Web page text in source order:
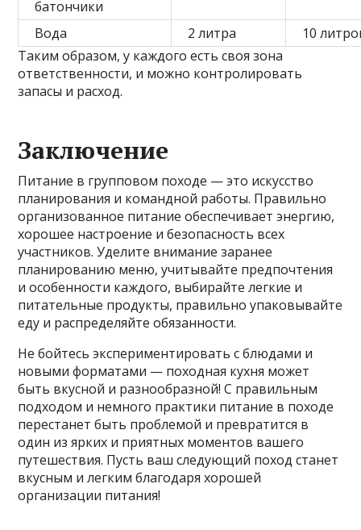
батончики
Вода
2 литра
10
Таким образом, у каждого есть своя зона
ответственности, и можно контролировать
запасы и расход.
Заключение
Питание в групповом походе — это искусство
планирования и командной работы. Правильно
организованное питание обеспечивает энергию,
хорошее настроение и безопасность всех
участников. Уделите внимание заранее
планированию меню, учитывайте предпочтения
и особенности каждого, выбирайте легкие и
питательные продукты, правильно упаковывайте
еду и распределяйте обязанности.
Не бойтесь экспериментировать с блюдами и
новыми форматами — походная кухня может
быть вкусной и разнообразной! С правильным
подходом и немного практики питание в походе
перестанет быть проблемой и превратится в
один из ярких и приятных моментов вашего
путешествия. Пусть ваш следующий поход станет
вкусным и легким благодаря хорошей
организации питания!